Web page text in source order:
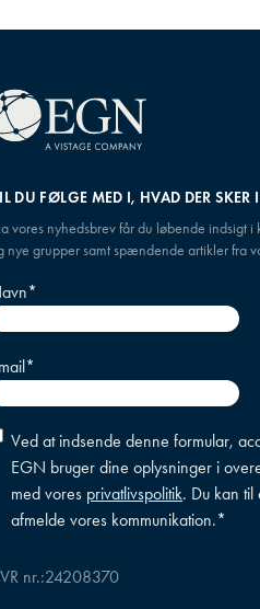
DU FØLGE MED I, HVAD DER SKER
vores nyhedsbrev får du løbende indsigt i
nye grupper samt spændende artikler fra
*
*
*
Ved at indsende denne formular,
EGN bruger dine oplysninger i
med vores privatlivspolitik. Du kan til
afmelde vores kommunikation.*
nr.:24208370